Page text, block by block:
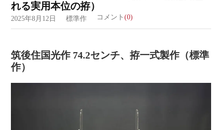
れる実用本位の拵）
2025年8月12日 標準作 コメント(0)
筑後住国光作 74.2センチ、拵一式製作（標準
作）